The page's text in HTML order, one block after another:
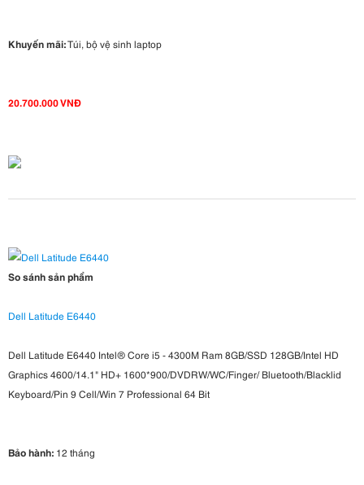
Khuyến mãi:Túi, bộ vệ sinh laptop
20.700.000 VNĐ
So sánh sản phẩm
Dell Latitude E6440
Dell Latitude E6440 Intel® Core i5 - 4300M Ram 8GB/SSD 128GB/Intel HD
Graphics 4600/14.1" HD+ 1600*900/DVDRW/WC/Finger/ Bluetooth/Blacklid
Keyboard/Pin 9 Cell/Win 7 Professional 64 Bit
Bảo hành: 12 tháng